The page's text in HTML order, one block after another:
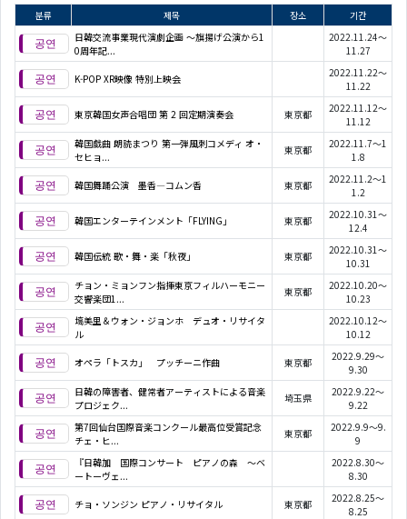
분류 제목 장소
기간
日韓交流事業現代演劇企画 ～旗揚げ公演から1
0周年記...
2022.11.24～
11.27
K-POP XR映像 特別上映会
2022.11.22～
11.22
東京韓国女声合唱団 第 2 回定期演奏会 東京都
2022.11.12～
11.12
韓国戯曲 朗読まつり 第一弾風刺コメディ オ・
セヒョ...
東京都
2022.11.7～1
1.8
韓国舞踊公演 墨香―コムン香 東京都
2022.11.2～1
1.2
韓国エンターテインメント「FLYING」 東京都
2022.10.31～
12.4
韓国伝統 歌・舞・楽「秋夜」 東京都
2022.10.31～
10.31
チョン・ミョンフン指揮東京フィルハーモニー
交響楽団1...
東京都
2022.10.20～
10.23
塙美里＆ウォン・ジョンホ デュオ・リサイタ
ル
2022.10.12～
10.12
オペラ「トスカ」 プッチーニ作曲 東京都
2022.9.29～
9.30
日韓の障害者、健常者アーティストによる音楽
プロジェク...
埼玉県
2022.9.22～
9.22
第7回仙台国際音楽コンクール最高位受賞記念
チェ・ヒ...
東京都
2022.9.9～9.
9
『日韓加 国際コンサート ピアノの森 ～ベ
ートーヴェ...
2022.8.30～
8.30
チョ・ソンジン ピアノ・リサイタル 東京都
2022.8.25～
8.25